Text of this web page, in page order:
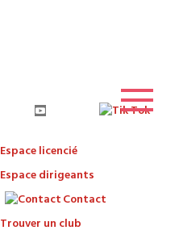
Espace licencié
Espace dirigeants
Contact
Trouver un club